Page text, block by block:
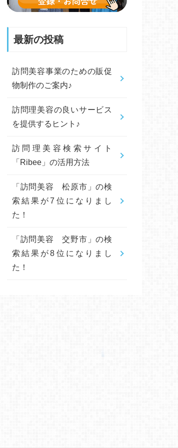
最新の投稿
訪問美容事業のための販促
物制作のご案内♪
訪問理美容の良いサービス
を提供するヒント♪
訪問理美容検索サイト
「Ribee」の活用方法
「訪問美容 松原市」の検
索結果が7位になりまし
た！
「訪問美容 交野市」の検
索結果が8位になりまし
た！